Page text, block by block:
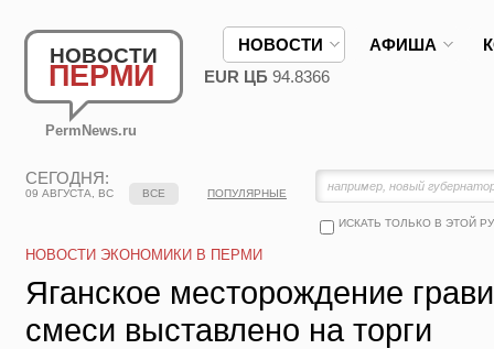
НОВОСТИ
ПЕРМИ
PermNews.ru
НОВОСТИ АФИША
EUR ЦБ 94.8366
СЕГОДНЯ:
09 АВГУСТА, ВС
ИСКАТЬ ТОЛЬКО В ЭТОЙ
ВСЕ ПОПУЛЯРНЫЕ
НОВОСТИ ЭКОНОМИКИ В ПЕРМИ
Яганское месторождение
смеси выставлено на торги